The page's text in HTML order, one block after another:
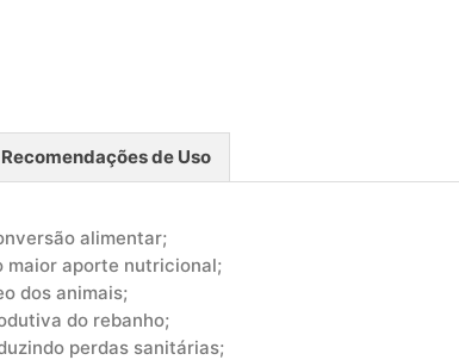
Recomendações de Uso
alimentar;
maior aporte nutricional;
dos animais;
do rebanho;
perdas sanitárias;